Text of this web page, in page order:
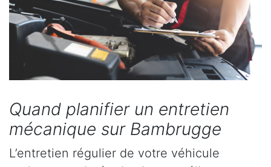
Quand planifier un entretien
mécanique sur Bambrugge
L’entretien régulier de votre véhicule